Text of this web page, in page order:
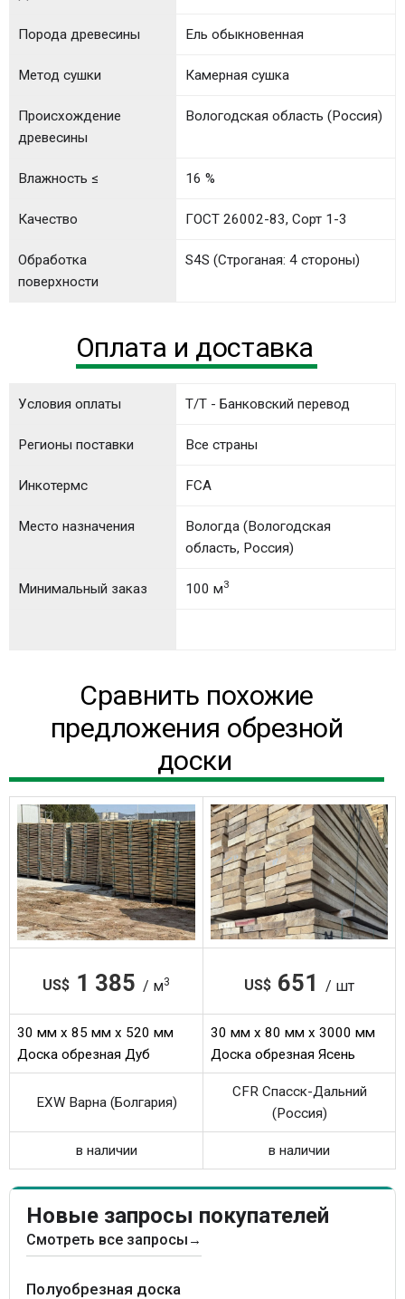
Порода древесины Ель обыкновенная
Метод сушки Камерная сушка
Происхождение
древесины
Вологодская область (Россия)
Влажность ≤ 16 %
Качество ГОСТ 26002-83, Сорт 1-3
Обработка
поверхности
S4S (Строганая: 4 стороны)
Оплата и доставка
Условия оплаты T/T - Банковский перевод
Инкотермс FCA
Минимальный заказ 100 м3
Регионы поставки Все страны
Место назначения
Вологда (Вологодская
область, Россия)
Сравнить похожие
предложения обрезной
доски
US$ 1 385 / м3 US$ 651 / шт
30 мм x 85 мм x 520 мм
Доска обрезная Дуб
30 мм x 80 мм x 3000 мм
Доска обрезная Ясень
EXW Варна (Болгария)
CFR Спасск-Дальний
(Россия)
в наличии в наличии
Новые запросы покупателей
Смотреть все запросы →
Полуобрезная доска